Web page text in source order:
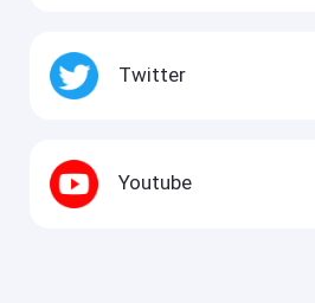
Twitter
Youtube